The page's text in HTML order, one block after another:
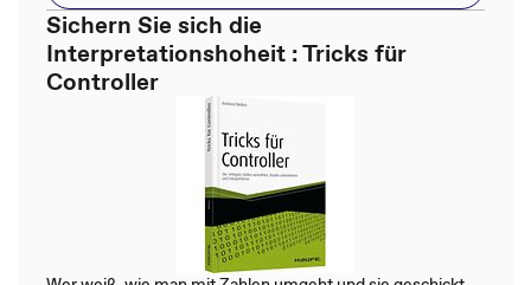
Sichern Sie sich die
Interpretationshoheit : Tricks für
Controller